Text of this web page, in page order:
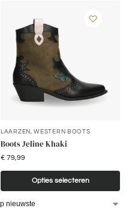
LAARZEN ,WESTERN BOOTS
Boots Jeline Khaki
€ 79,99
Opties selecteren